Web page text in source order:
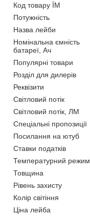
Код товару ЇМ
Потужність
Назва лейби
Номінальна ємність
батареї, Ач
Популярні товари
Розділ для дилерів
Реквізити
Світловий потік
Світловий потік, ЛМ
Спеціальні пропозиції
Посилання на ютуб
Ставки податків
Температурний режим
Товщина
Рівень захисту
Колір світіння
Ціна лейба